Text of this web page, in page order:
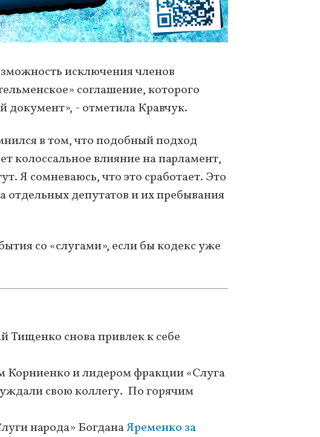
исключения членов
соглашение, которого
- отметила Кравчук.
в том, что подобный подход
колоссальное влияние на парламент,
Я сомневаюсь, что это сработает. Это
отдельных депутатов и их пребывания
со «слугами», если бы кодекс уже
Тищенко снова привлек к себе
Корниенко и лидером фракции «Слуга
свою коллегу. По горячим
народа» БогданаЯременко за